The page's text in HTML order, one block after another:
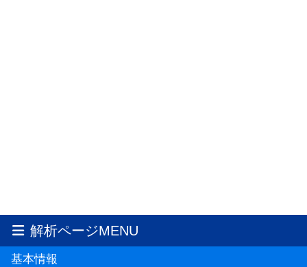
解析ページMENU
基本情報